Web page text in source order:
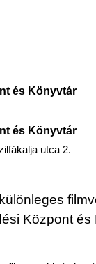
és Könyvtár
és Könyvtár
utca 2.
Központ